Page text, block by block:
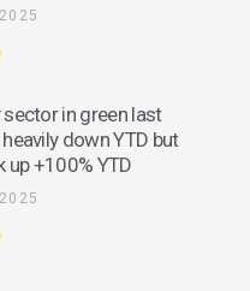
sector in green last
down YTD but
up +100% YTD